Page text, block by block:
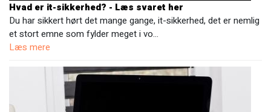
Hvad er it-sikkerhed? - Læs svaret her
Du har sikkert hørt det mange gange, it-sikkerhed, det er nemlig
et stort emne som fylder meget i vo…
Læs mere